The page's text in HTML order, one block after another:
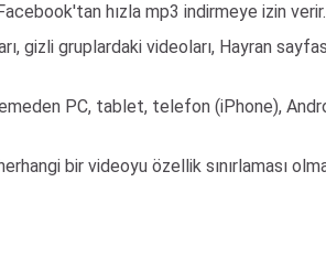
hızla mp3 indirmeye izin verir.
gizli gruplardaki videoları, Hayran
PC, tablet, telefon (iPhone),
bir videoyu özellik sınırlaması